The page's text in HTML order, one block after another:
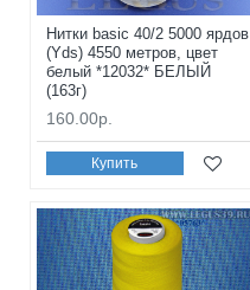
Нитки basic 40/2 5000 ярдов
(Yds) 4550 метров, цвет
белый *12032* БЕЛЫЙ
(163г)
160.00р.
Купить